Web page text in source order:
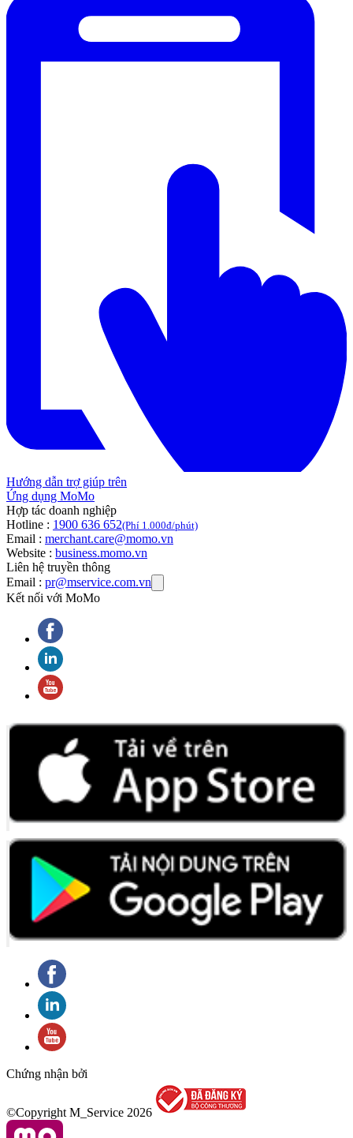
Hướng dẫn trợ giúp trên
Ứng dụng MoMo
Hợp tác doanh nghiệp
Hotline : 1900 636 652(Phí 1.000đ/phút)
Email : merchant.care@momo.vn
Website : business.momo.vn
Liên hệ truyền thông
Email : pr@mservice.com.vn
Kết nối với MoMo
Chứng nhận bởi
©Copyright M_Service 2026